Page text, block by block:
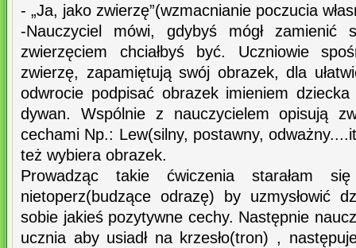
- „Ja, jako zwierzę”(wzmacnianie poczucia
-Nauczyciel mówi, gdybyś mógł
zwierzęciem chciałbyś być. Uczniowie
zwierzę, zapamiętują swój obrazek, dla
odwrocie podpisać obrazek imieniem
dywan. Wspólnie z nauczycielem opisują
cechami Np.: Lew(silny, postawny,
też wybiera obrazek.
Prowadząc takie ćwiczenia starałam
nietoperz(budzące odrazę) by uzmysłowić
sobie jakieś pozytywne cechy. Następnie
ucznia aby usiadł na krzesło(tron) ,